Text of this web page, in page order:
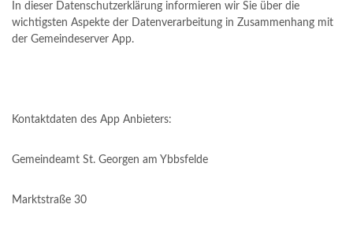
In dieser Datenschutzerklärung informieren wir Sie über die
wichtigsten Aspekte der Datenverarbeitung in Zusammenhang mit
der Gemeindeserver App.
Kontaktdaten des App Anbieters:
Gemeindeamt St. Georgen am Ybbsfelde
Marktstraße 30